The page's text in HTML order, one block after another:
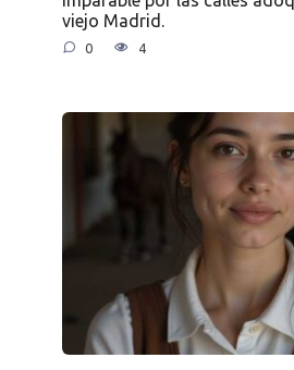
viejo Madrid.
0 4